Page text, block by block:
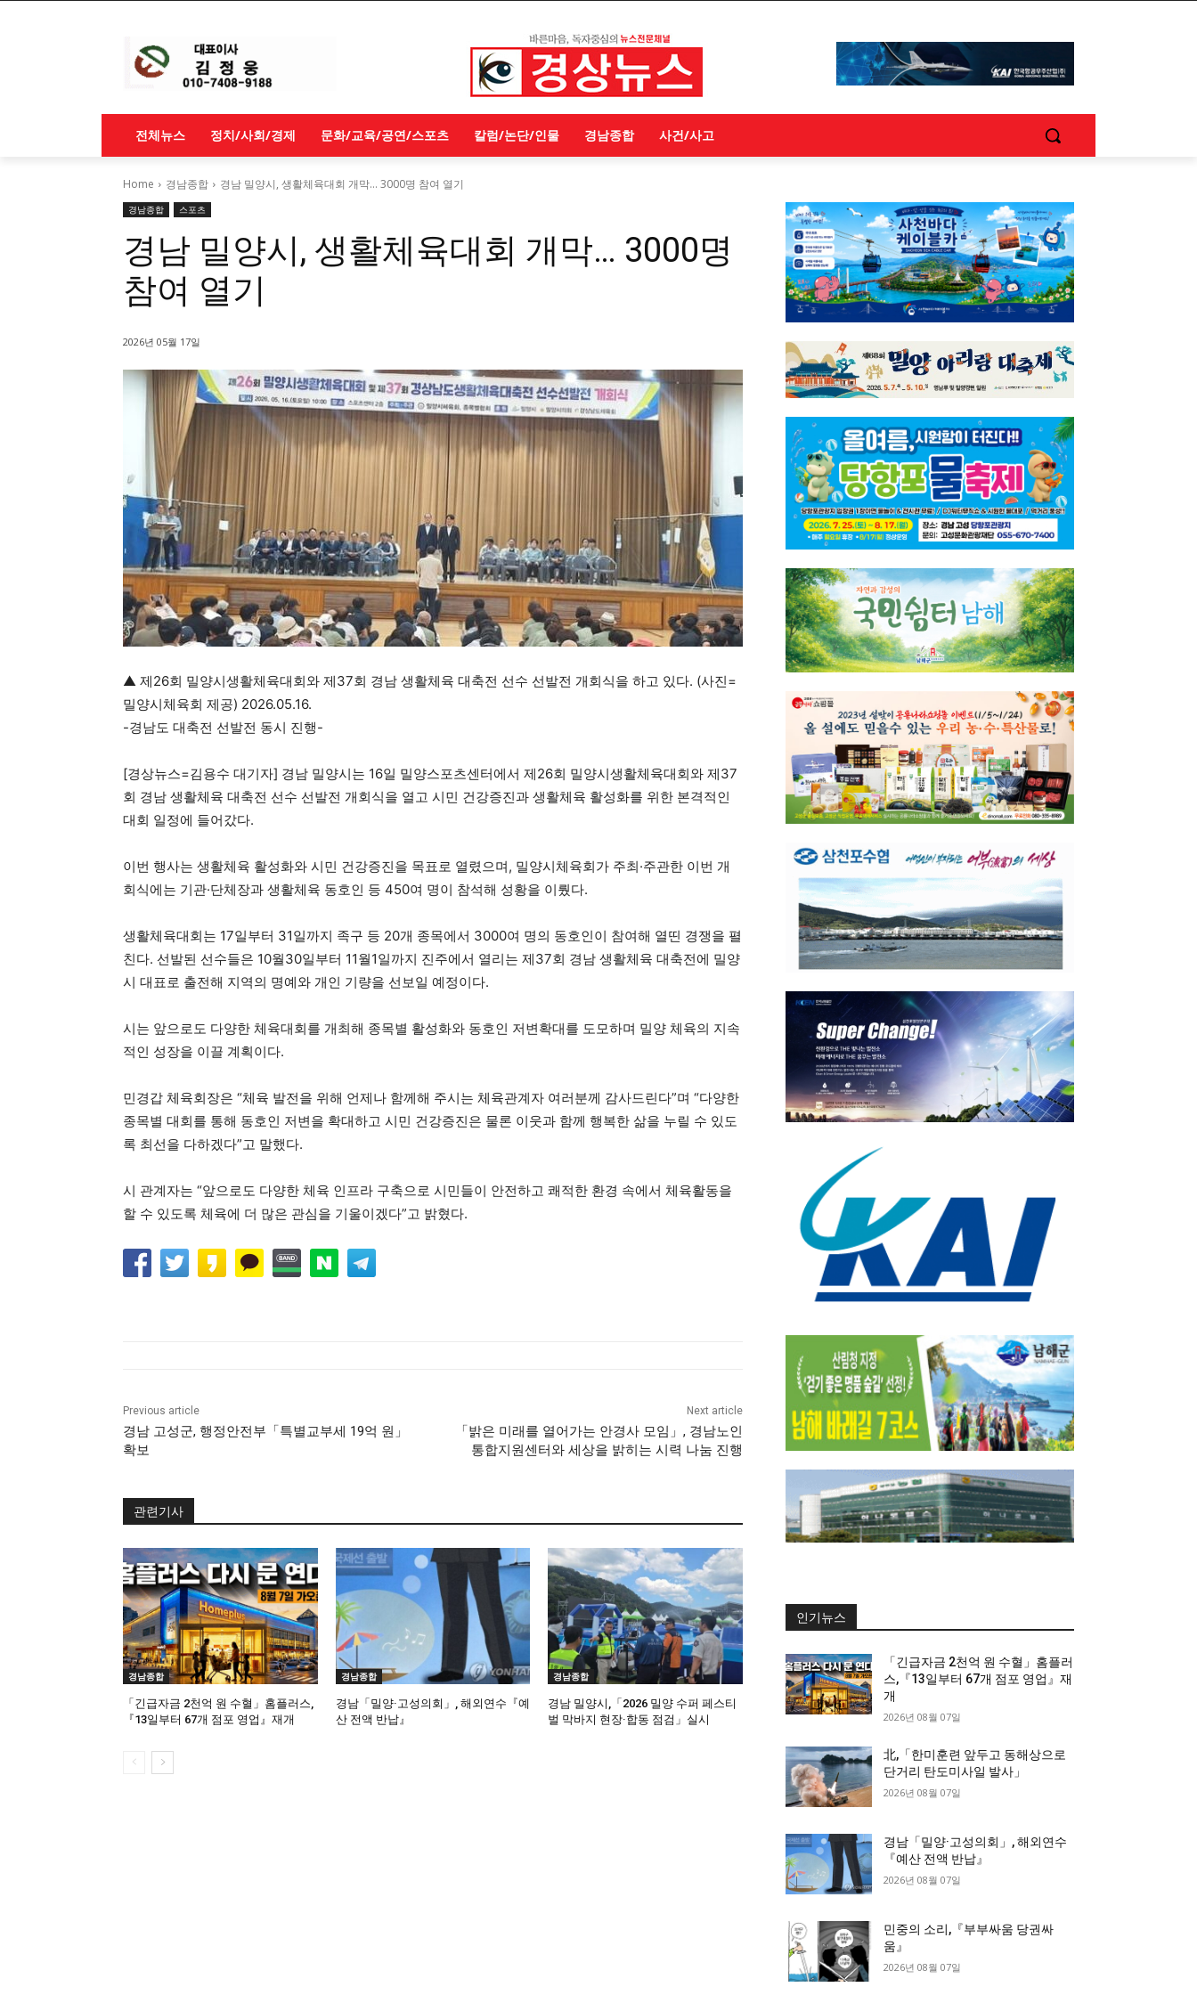
전체뉴스 정치/사회/경제 문화/교육/공연/스포츠 칼럼/논단/인물 경남종합 사건/사고
Home 경남종합 경남 밀양시, 생활체육대회 개막… 3000명 참여 열기
경남종합 스포츠
경남 밀양시, 생활체육대회 개막… 3000명
참여 열기
2026년 05월 17일
▲ 제26회 밀양시생활체육대회와 제37회 경남 생활체육 대축전 선수 선발전 개회식을 하고 있다. (사진=
밀양시체육회 제공) 2026.05.16.
-경남도 대축전 선발전 동시 진행-
[경상뉴스=김용수 대기자] 경남 밀양시는 16일 밀양스포츠센터에서 제26회 밀양시생활체육대회와 제37
회 경남 생활체육 대축전 선수 선발전 개회식을 열고 시민 건강증진과 생활체육 활성화를 위한 본격적인
대회 일정에 들어갔다.
이번 행사는 생활체육 활성화와 시민 건강증진을 목표로 열렸으며, 밀양시체육회가 주최·주관한 이번 개
회식에는 기관·단체장과 생활체육 동호인 등 450여 명이 참석해 성황을 이뤘다.
생활체육대회는 17일부터 31일까지 족구 등 20개 종목에서 3000여 명의 동호인이 참여해 열띤 경쟁을 펼
친다. 선발된 선수들은 10월30일부터 11월1일까지 진주에서 열리는 제37회 경남 생활체육 대축전에 밀양
시 대표로 출전해 지역의 명예와 개인 기량을 선보일 예정이다.
시는 앞으로도 다양한 체육대회를 개최해 종목별 활성화와 동호인 저변확대를 도모하며 밀양 체육의 지속
적인 성장을 이끌 계획이다.
민경갑 체육회장은 “체육 발전을 위해 언제나 함께해 주시는 체육관계자 여러분께 감사드린다”며 “다양한
종목별 대회를 통해 동호인 저변을 확대하고 시민 건강증진은 물론 이웃과 함께 행복한 삶을 누릴 수 있도
록 최선을 다하겠다”고 말했다.
시 관계자는 “앞으로도 다양한 체육 인프라 구축으로 시민들이 안전하고 쾌적한 환경 속에서 체육활동을
할 수 있도록 체육에 더 많은 관심을 기울이겠다”고 밝혔다.
Previous article
경남 고성군, 행정안전부「특별교부세 19억 원」
확보
Next article
「밝은 미래를 열어가는 안경사 모임」, 경남노인
통합지원센터와 세상을 밝히는 시력 나눔 진행
관련기사
경남종합
「긴급자금 2천억 원 수혈」홈플러스,
『13일부터 67개 점포 영업』재개
경남종합
경남「밀양·고성의회」, 해외연수『예
산 전액 반납』
경남종합
경남 밀양시,「2026 밀양 수퍼 페스티
벌 막바지 현장·합동 점검」실시
인기뉴스
「긴급자금 2천억 원 수혈」홈플러
스,『13일부터 67개 점포 영업』재
개
2026년 08월 07일
北,「한미훈련 앞두고 동해상으로
단거리 탄도미사일 발사」
2026년 08월 07일
경남「밀양·고성의회」, 해외연수
『예산 전액 반납』
2026년 08월 07일
민중의 소리,『부부싸움 당권싸
움』
2026년 08월 07일